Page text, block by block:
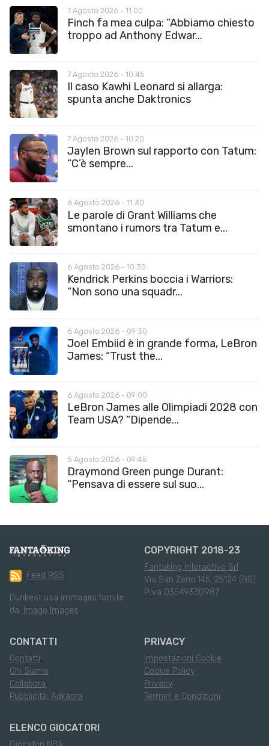
7 Agosto 2026 - 11:00
Finch fa mea culpa: “Abbiamo chiesto
troppo ad Anthony Edwar...
7 Agosto 2026 - 10:45
Il caso Kawhi Leonard si allarga:
spunta anche Daktronics
7 Agosto 2026 - 10:20
Jaylen Brown sul rapporto con Tatum:
“C’è sempre...
6 Agosto 2026 - 11:30
Le parole di Grant Williams che
smontano i rumors tra Tatum e...
6 Agosto 2026 - 10:30
Kendrick Perkins boccia i Warriors:
“Non sono una squadr...
6 Agosto 2026 - 09:30
Joel Embiid è in grande forma, LeBron
James: “Trust the...
6 Agosto 2026 - 09:00
LeBron James alle Olimpiadi 2028 con
Team USA? “Dipende...
5 Agosto 2026 - 09:45
Draymond Green punge Durant:
“Pensava di essere sul suo...
Feed RSS
Dunkest usa immagini fornite
da: Imago Images
COPYRIGHT 2018-23
Fantaking Interactive Srl
Via San Zeno 145, 25124 (BS)
P.Iva 03549330987
CONTATTI
Contatti
Chi Siamo
Collabora
Pubblicità: Adkaora
PRIVACY
Impostazioni Cookie
Cookie Policy
Privacy
Termini e Condizioni
ELENCO GIOCATORI